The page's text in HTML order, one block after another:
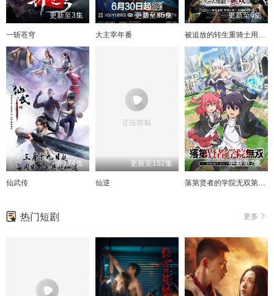
更新至3集
一斩苍穹
更新至85集
大主宰年番
更新至6集
全174集
仙武传
更新至152集
仙逆
更新至7集
落第贤者的学院无双第二回转生，S等级作弊魔术师冒险记
更多
热门短剧